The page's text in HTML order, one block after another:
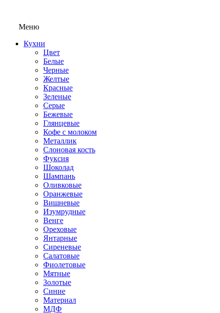
Меню
Кухни
Цвет
Белые
Черные
Желтые
Красные
Зеленые
Серые
Бежевые
Глянцевые
Кофе с молоком
Металлик
Слоновая кость
Фуксия
Шоколад
Шампань
Оливковые
Оранжевые
Вишневые
Изумрудные
Венге
Ореховые
Янтарные
Сиреневые
Салатовые
Фиолетовые
Мятные
Золотые
Синие
Материал
МДФ